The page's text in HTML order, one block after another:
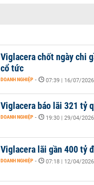
Viglacera chốt ngày chi
cổ tức
DOANH NGHIỆP - 07:39 | 16/07/2026
Viglacera báo lãi 321 tỷ
DOANH NGHIỆP - 19:30 | 29/04/2026
Viglacera lãi gần 400 tỷ
DOANH NGHIỆP - 07:18 | 12/04/2026